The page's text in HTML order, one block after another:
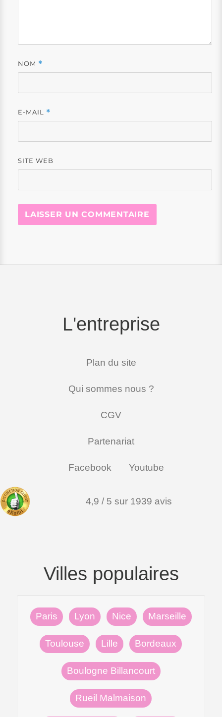
NOM *
E-MAIL *
SITE WEB
L'entreprise
Plan du site
Qui sommes nous ?
CGV
Partenariat
Facebook Youtube
4,9 / 5 sur 1939 avis
Villes populaires
Paris Lyon Nice Marseille
Toulouse Lille Bordeaux
Boulogne Billancourt
Rueil Malmaison